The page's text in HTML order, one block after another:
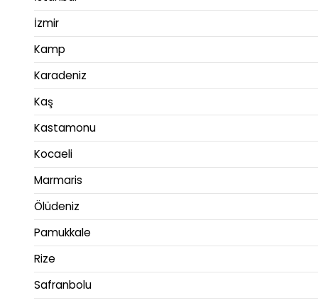
İzmir
Kamp
Karadeniz
Kaş
Kastamonu
Kocaeli
Marmaris
Ölüdeniz
Pamukkale
Rize
Safranbolu